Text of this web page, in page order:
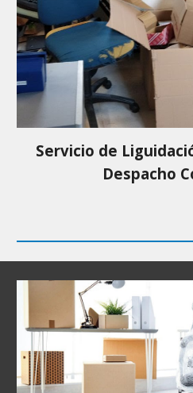
Servicio de
Despacho